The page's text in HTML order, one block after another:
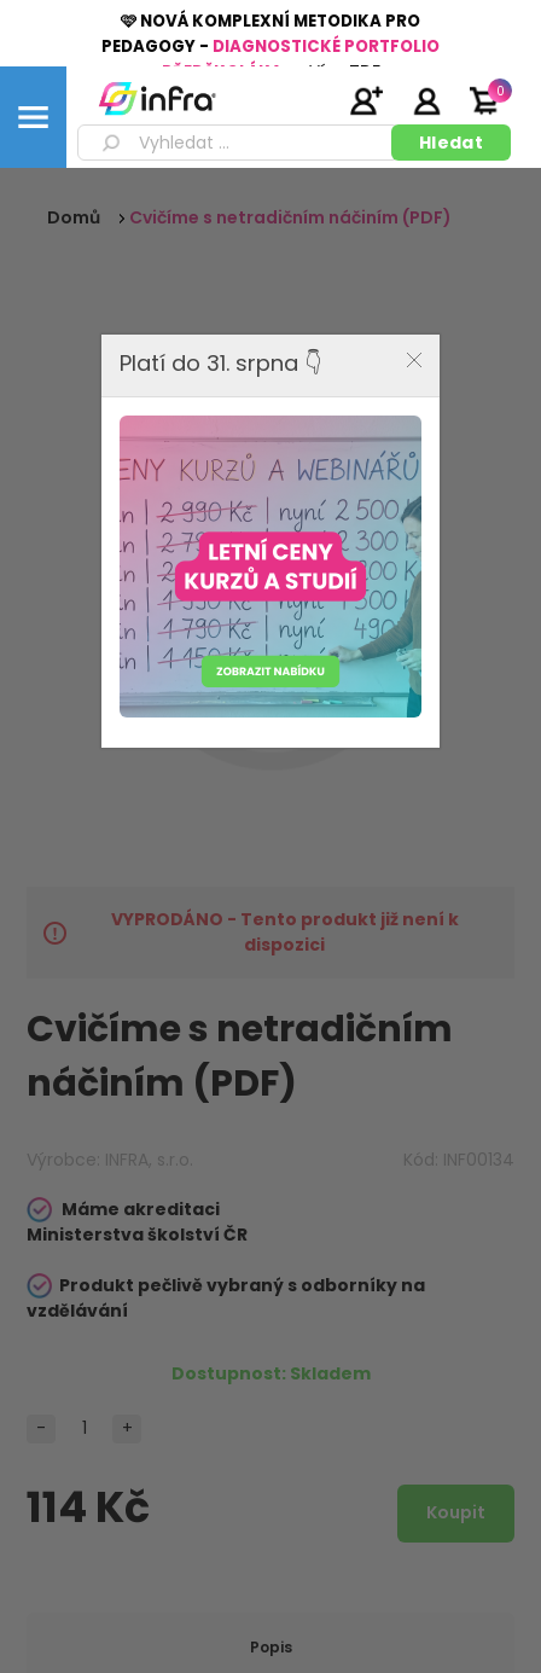
🩷 NOVÁ KOMPLEXNÍ METODIKA PRO
PEDAGOGY - DIAGNOSTICKÉ PORTFOLIO
PŘEDŠKOLÁKA
Více ZDE
0
Domů Cvičíme s netradičním náčiním (PDF)
VYPRODÁNO - Tento produkt již není k
dispozici
Cvičíme s netradičním
náčiním (PDF)
Výrobce: INFRA, s.r.o. Kód: INF00134
Máme akreditaci
Ministerstva školství ČR
Produkt pečlivě vybraný s odborníky na
vzdělávání
Dostupnost: Skladem
114 Kč
- +
Popis
Platí do 31. srpna 👇